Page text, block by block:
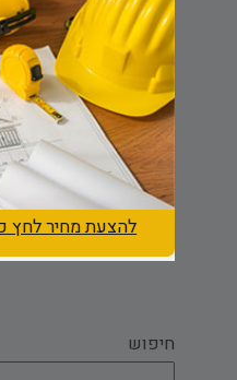
להצעת מחיר לחץ
חיפוש